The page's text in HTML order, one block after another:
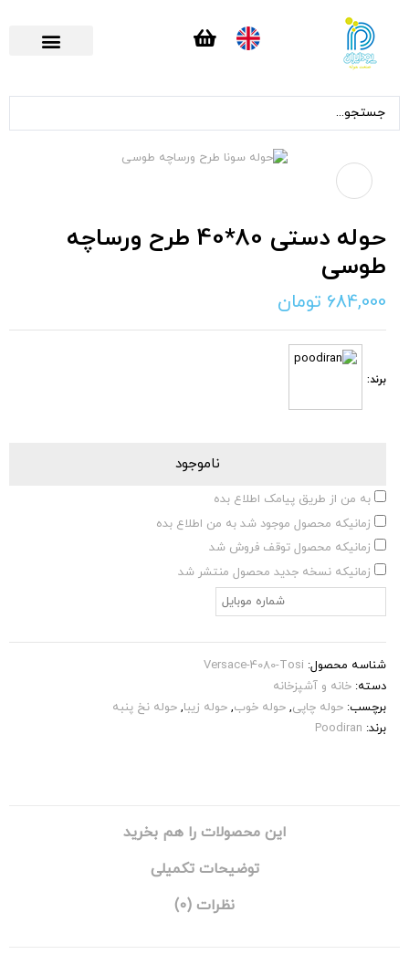
حوله دستی 80*40 طرح ورساچه
طوسی
684,000 تومان
برند:
ناموجود
به من از طریق پیامک اطلاع بده
زمانیکه محصول موجود شد به من اطلاع بده
زمانیکه محصول توقف فروش شد
زمانیکه نسخه جدید محصول منتشر شد
شناسه محصول: Versace-4080-Tosi
دسته: خانه و آشپزخانه
برچسب: حوله چاپی, حوله خوب, حوله زیبا, حوله نخ پنبه
برند: Poodiran
این محصولات را هم بخرید
توضیحات تکمیلی
نظرات (0)